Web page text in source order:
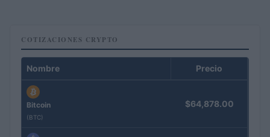
COTIZACIONES CRYPTO
Nombre Precio
Bitcoin
(BTC)
$64,878.00